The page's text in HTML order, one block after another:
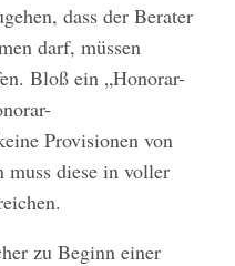
dass der Berater
darf, müssen
Bloß ein „Honorar-
Provisionen von
muss diese in voller
zu Beginn einer